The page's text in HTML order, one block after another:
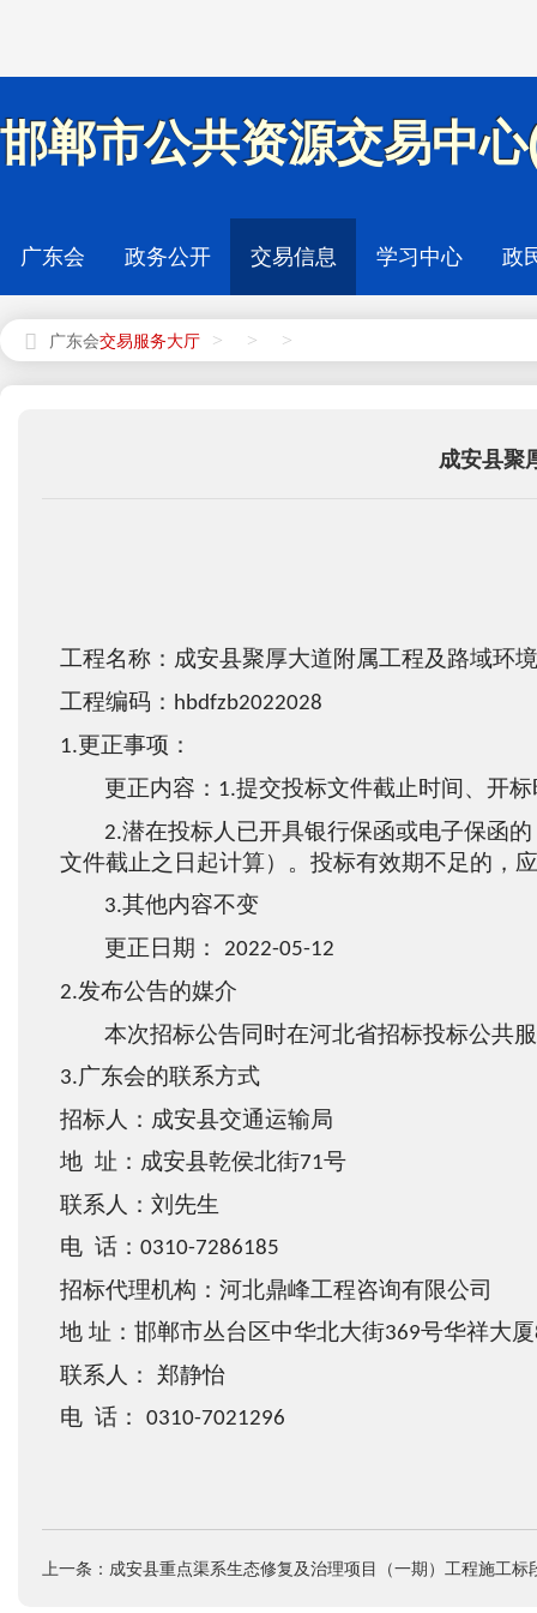
邯郸市公共资源交易中
广东会 政务公开 交易信息 学习中心 政
广东会 > > >
成安县聚
工程名称：成安县聚厚大道附属工程及路域环
工程编码： hbdfzb2022028
1.更正事项：
更正内容： 1.提交投标文件截止时间、开
2.潜在投标人已开具银行保函或电子保函
文件截止之日起计算）。投标有效期不足的，
3.其他内容不变
更正日期：
2022-05-12
2.发布公告的媒介
本次招标公告同时在河北省招标投标公共
3.广东会的联系方式
招标人：成安县交通运输局
地 址：成安县乾侯北街71号
联系人：刘先生
电 话： 0310-7286185
招标代理机构：河北鼎峰工程咨询有限公司
地 址：邯郸市丛台区中华北大街369号华祥大厦
联系人：
郑静怡
电 话： 0310-7021296
上一条：成安县重点渠系生态修复及治理项目（一期）工程施工标